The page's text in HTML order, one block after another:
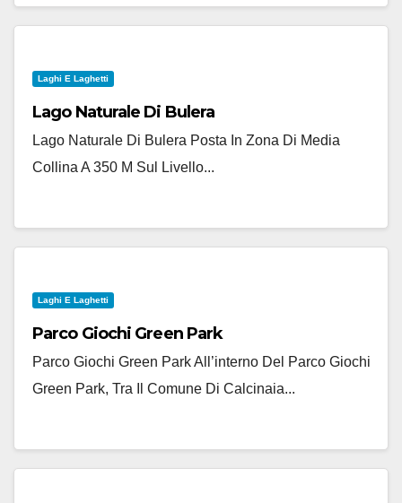
Laghi E Laghetti
Lago Naturale Di Bulera
Lago Naturale Di Bulera Posta In Zona Di Media
Collina A 350 M Sul Livello...
Laghi E Laghetti
Parco Giochi Green Park
Parco Giochi Green Park All’interno Del Parco Giochi
Green Park, Tra Il Comune Di Calcinaia...